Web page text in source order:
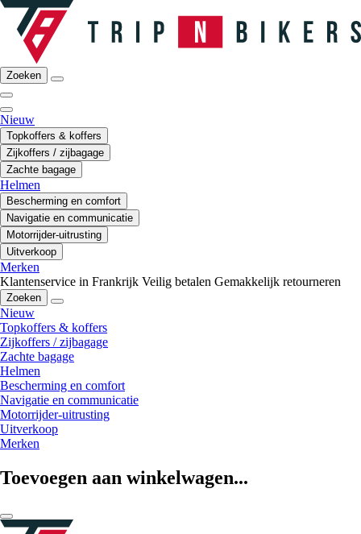
Zoeken
Nieuw
Topkoffers & koffers
Zijkoffers / zijbagage
Zachte bagage
Helmen
Bescherming en comfort
Navigatie en communicatie
Motorrijder-uitrusting
Uitverkoop
Merken
Klantenservice in Frankrijk Veilig betalen Gemakkelijk retourneren
Zoeken
Nieuw
Topkoffers & koffers
Zijkoffers / zijbagage
Zachte bagage
Helmen
Bescherming en comfort
Navigatie en communicatie
Motorrijder-uitrusting
Uitverkoop
Merken
Toevoegen aan winkelwagen...